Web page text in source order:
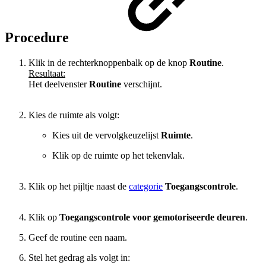
Procedure
Klik in de rechterknoppenbalk op de knop Routine.
Resultaat:
Het deelvensterRoutine verschijnt.
Kies de ruimte als volgt:
Kies uit de vervolgkeuzelijst Ruimte.
Klik op de ruimte op het tekenvlak.
Klik op het pijltje naast de categorie Toegangscontrole.
Klik op Toegangscontrole voor gemotoriseerde deuren.
Geef de routine een naam.
Stel het gedrag als volgt in: